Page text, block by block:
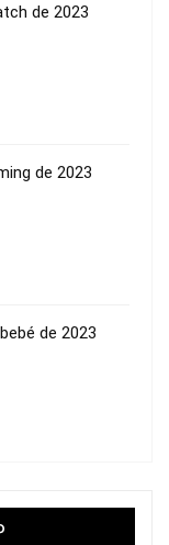
de 2023
de 2023
de 2023